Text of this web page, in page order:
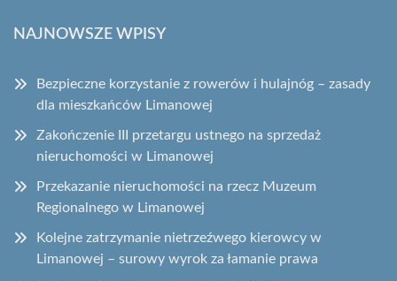
NAJNOWSZE WPISY
Bezpieczne korzystanie z rowerów i hulajnóg – zasady
dla mieszkańców Limanowej
Zakończenie III przetargu ustnego na sprzedaż
nieruchomości w Limanowej
Przekazanie nieruchomości na rzecz Muzeum
Regionalnego w Limanowej
Kolejne zatrzymanie nietrzeźwego kierowcy w
Limanowej – surowy wyrok za łamanie prawa